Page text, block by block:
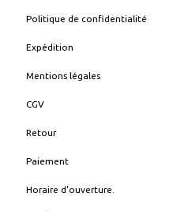
Politique de confidentialité
Expédition
Mentions légales
CGV
Retour
Paiement
Horaire d'ouverture.